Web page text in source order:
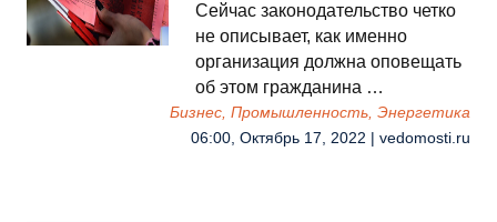
Сейчас законодательство четко
не описывает, как именно
организация должна оповещать
об этом гражданина …
Бизнес, Промышленность, Энергетика
06:00, Октябрь 17, 2022 | vedomosti.ru